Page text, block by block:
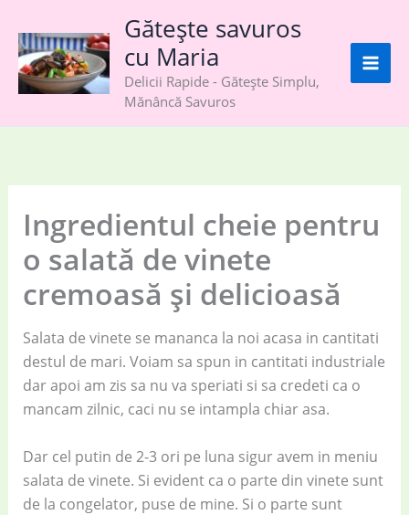
content
Gătește savuros
cu Maria
Delicii Rapide - Gătește Simplu,
Mănâncă Savuros
Ingredientul cheie pentru
o salată de vinete
cremoasă și delicioasă
Salata de vinete se mananca la noi acasa in cantitati
destul de mari. Voiam sa spun in cantitati industriale
dar apoi am zis sa nu va speriati si sa credeti ca o
mancam zilnic, caci nu se intampla chiar asa.
Dar cel putin de 2-3 ori pe luna sigur avem in meniu
salata de vinete. Si evident ca o parte din vinete sunt
de la congelator, puse de mine. Si o parte sunt